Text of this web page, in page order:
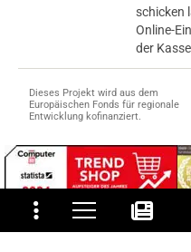
und
schicken
Online-
der
Dieses Projekt wird aus dem
Europäischen Fonds für regionale
Entwicklung kofinanziert.
© 2015-2026